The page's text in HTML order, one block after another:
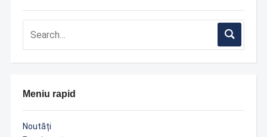
Meniu rapid
Noutăți